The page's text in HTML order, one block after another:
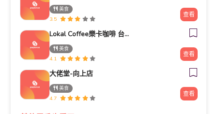
美食
3.5
查看
Lokal Coffee樂卡咖啡 台中河南店
美食
4.1
查看
大佬堂-向上店
美食
4.7
查看